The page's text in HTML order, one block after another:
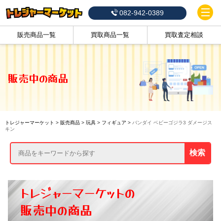
082-942-0389
販売商品一覧 買取商品一覧 買取査定相談
販売中の商品
トレジャーマーケット > 販売商品> 玩具> フィギュア > バンダイ ベビーゴジラ3 ダメージス
キン
検索
トレジャーマーケットの
販売中の商品